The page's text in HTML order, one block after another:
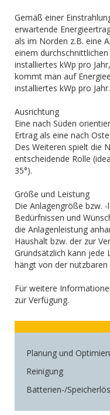
Gemäß einer
erwartende
als im Norden z.B. eine
einem
installiertes kWp pro
kommt man auf
installiertes kWp pro Jahr.
Ausrichtung
Eine nach Süden
Ertrag als eine nach
Des Weiteren spielt die
entscheidende Rolle
35°).
Größe und Leistung
Die Anlagengröße bzw.
Bedürfnissen und
die Anlagenleistung
Haushalt bzw. der zur
Grundsätzlich kann jede
hängt von der nutzbaren
Für weitere
zur Verfügung.
Planung und
Reinigung
Batterien-/